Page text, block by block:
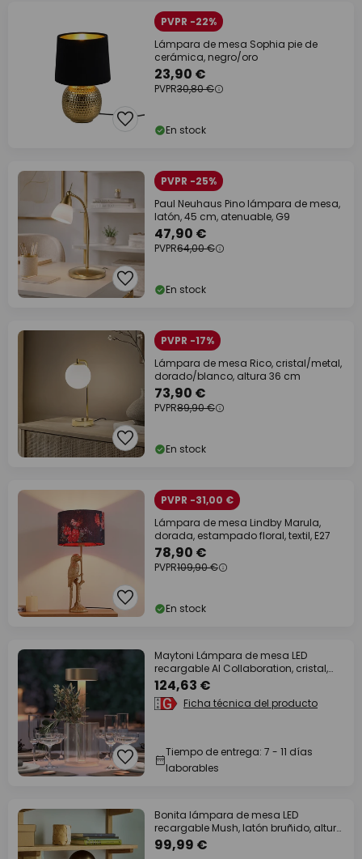
PVPR -22%
Lámpara de mesa Sophia pie de
cerámica, negro/oro
23,90 €
PVPR30,80 €
En stock
PVPR -25%
Paul Neuhaus Pino lámpara de mesa,
latón, 45 cm, atenuable, G9
47,90 €
PVPR64,00 €
En stock
PVPR -17%
Lámpara de mesa Rico, cristal/metal,
dorado/blanco, altura 36 cm
73,90 €
PVPR89,90 €
En stock
PVPR -31,00 €
Lámpara de mesa Lindby Marula,
dorada, estampado floral, textil, E27
78,90 €
PVPR109,90 €
En stock
Maytoni Lámpara de mesa LED
recargable AI Collaboration, cristal,
oro
124,63 €
Ficha técnica del producto
Tiempo de entrega: 7 - 11 días
laborables
Bonita lámpara de mesa LED
recargable Mush, latón bruñido, altura
20 cm
99,99 €